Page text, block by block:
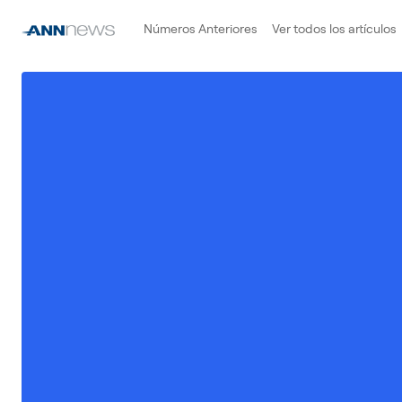
Números Anteriores Ver todos los artículos